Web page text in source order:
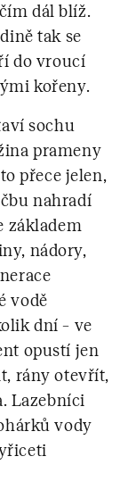
dál blíž.
tak se
do vroucí
kořeny.
sochu
prameny
přece jelen,
nahradí
základem
nádory,
vodě
dní – ve
opustí jen
rány otevřít,
Lazebníci
vody